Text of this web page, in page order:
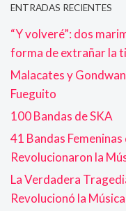
ENTRADAS RECIENTES
“Y volveré”: dos
forma de extrañar la
Malacates y
Fueguito
100 Bandas de SKA
41 Bandas
Revolucionaron la
La Verdadera
Revolucionó la